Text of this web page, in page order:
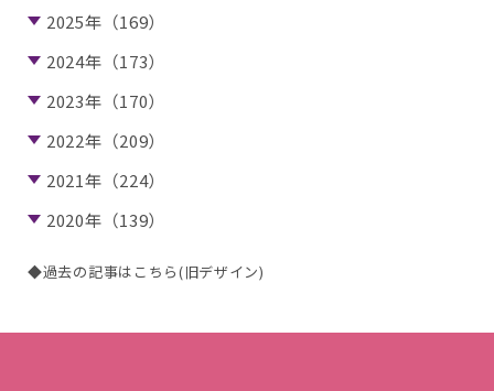
2025年（169）
2024年（173）
2023年（170）
2022年（209）
2021年（224）
2020年（139）
◆過去の記事はこちら(旧デザイン)